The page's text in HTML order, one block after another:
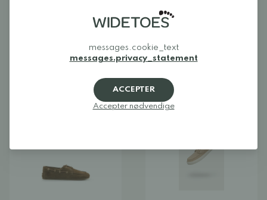
barefoot moccasins -
Be Lenka Fiorela
barefoot moccasins -
Unisex
messages.cookie_text
messages.privacy_statement
ACCEPTER
Accepter nødvendige